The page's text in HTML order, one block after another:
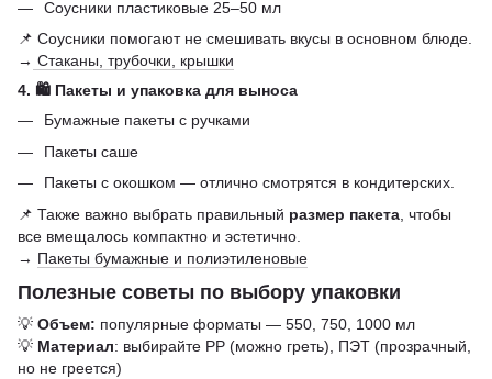
Соусники пластиковые 25–50 мл
📌 Соусники помогают не смешивать вкусы в основном блюде.
→ Стаканы, трубочки, крышки
4. 🛍️ Пакеты и упаковка для выноса
Бумажные пакеты с ручками
Пакеты саше
Пакеты с окошком — отлично смотрятся в кондитерских.
📌 Также важно выбрать правильный размер пакета , чтобы
все вмещалось компактно и эстетично.
→ Пакеты бумажные и полиэтиленовые
Полезные советы по выбору упаковки
💡 Объем: популярные форматы — 550, 750, 1000 мл
💡 Материал: выбирайте РР (можно греть), ПЭТ (прозрачный,
но не греется)